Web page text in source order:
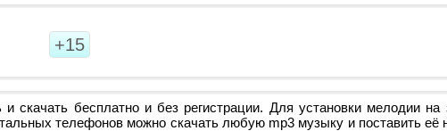
+15
бесплатно и без регистрации. Для установки мелодии на
телефонов можно скачать любую mp3 музыку и поставить её